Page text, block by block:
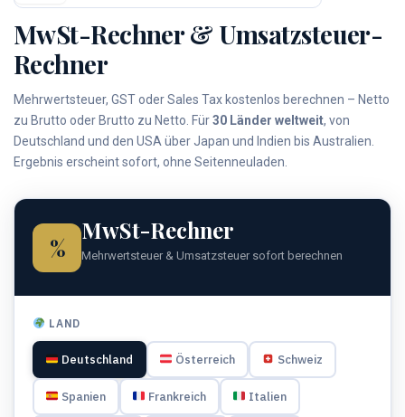
MwSt-Rechner & Umsatzsteuer-
Rechner
Mehrwertsteuer, GST oder Sales Tax kostenlos berechnen – Netto
zu Brutto oder Brutto zu Netto. Für30 Länder weltweit, von
Deutschland und den USA über Japan und Indien bis Australien.
Ergebnis erscheint sofort, ohne Seitenneuladen.
%
MwSt-Rechner
Mehrwertsteuer & Umsatzsteuer sofort berechnen
LAND
Deutschland Österreich Schweiz
Spanien Frankreich Italien